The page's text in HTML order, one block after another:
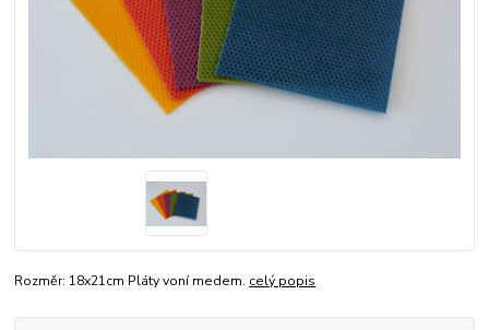
Rozměr: 18x21cm Pláty voní medem. celý popis